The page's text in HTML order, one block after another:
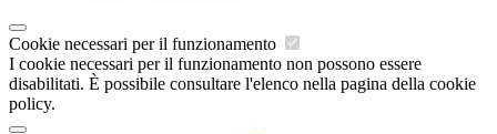
Cookie necessari per il funzionamento
I cookie necessari per il funzionamento non possono essere
disabilitati. È possibile consultare l'elenco nella pagina della cookie
policy.